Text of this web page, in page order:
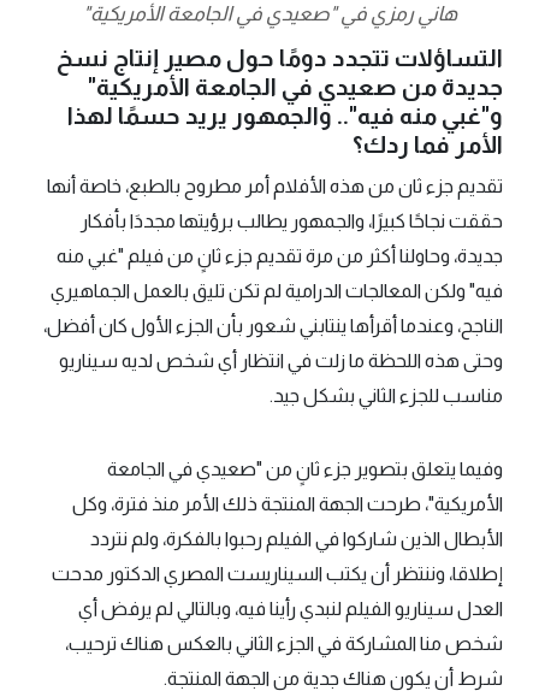
هاني رمزي في "صعيدي في الجامعة الأمريكية"
التساؤلات تتجدد دومًا حول مصير إنتاج نسخ
جديدة من صعيدي في الجامعة الأمريكية"
و"غبي منه فيه".. والجمهور يريد حسمًا لهذا
الأمر فما ردك؟
تقديم جزء ثان من هذه الأفلام أمر مطروح بالطبع، خاصة أنها
حققت نجاحًا كبيرًا، والجمهور يطالب برؤيتها مجددَا بأفكار
جديدة، وحاولنا أكثر من مرة تقديم جزء ثانٍ من فيلم "غبي منه
فيه" ولكن المعالجات الدرامية لم تكن تليق بالعمل الجماهيري
الناجح، وعندما أقرأها ينتابني شعور بأن الجزء الأول كان أفضل،
وحتى هذه اللحظة ما زلت في انتظار أي شخص لديه سيناريو
مناسب للجزء الثاني بشكل جيد.
وفيما يتعلق بتصوير جزء ثانٍ من "صعيدي في الجامعة
الأمريكية"، طرحت الجهة المنتجة ذلك الأمر منذ فترة، وكل
الأبطال الذين شاركوا في الفيلم رحبوا بالفكرة، ولم نتردد
إطلاقا، وننتظر أن يكتب السيناريست المصري الدكتور مدحت
العدل سيناريو الفيلم لنبدي رأينا فيه، وبالتالي لم يرفض أي
شخص منا المشاركة في الجزء الثاني بالعكس هناك ترحيب،
شرط أن يكون هناك جدية من الجهة المنتجة.